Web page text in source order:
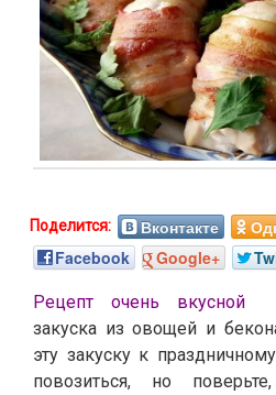
Вконтакте
Facebook
Google+
Рецепт очень вкусной
закуска из овощей и
эту закуску к
повозиться, но